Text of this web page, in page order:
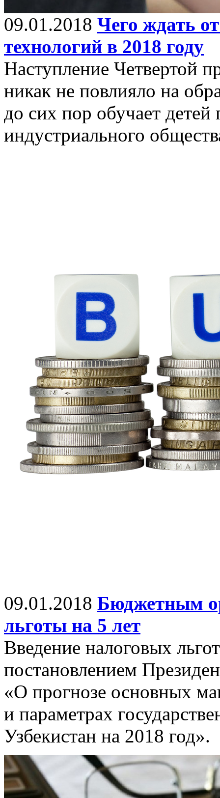
09.01.2018 Чего ждать
технологий в 2018 году
Наступление Четвертой
никак не повлияло на
до сих пор обучает
индустриального
09.01.2018 Бюджетным
льготы на 5 лет
Введение налоговых
постановлением
«О прогнозе основных
и параметрах
Узбекистан на 2018 год».